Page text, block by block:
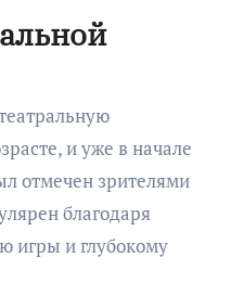
и уже в начале
отмечен зрителями
благодаря
игры и глубокому